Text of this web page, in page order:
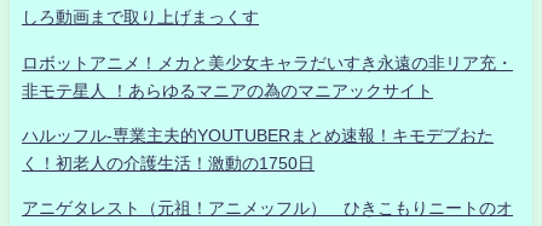
しろ動画まで取り上げまっくす
ロボットアニメ！メカと美少女キャラだいすき永遠の非リア充・
非モテ星人 ！あらゆるマニアの為のマニアックサイト
ハルッフル-専業主夫的YOUTUBERまとめ速報！キモデブおた
く！初老人の介護生活！激動の1750日
アニゲタレスト（元祖！アニメッフル） ひきこもりニートのオ